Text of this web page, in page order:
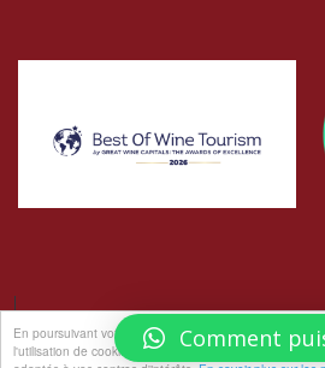
En poursuivant votre navigation sur ce site, vous
l'utilisation de cookies pour vous proposer des offres et
© COPYRIGHT LES ATELIERS AU CHÂTEAU
Comment